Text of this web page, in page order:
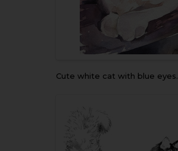
Cute white cat with blue eyes.